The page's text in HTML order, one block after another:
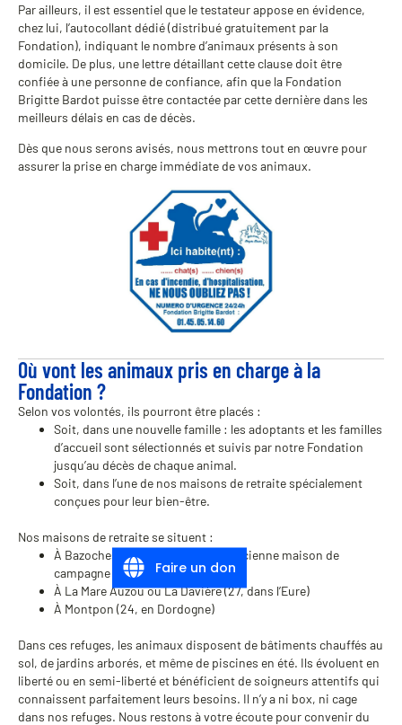
Par ailleurs, il est essentiel que le testateur appose en évidence,
chez lui, l’autocollant dédié (distribué gratuitement par la
Fondation), indiquant le nombre d’animaux présents à son
domicile. De plus, une lettre détaillant cette clause doit être
confiée à une personne de confiance, afin que la Fondation
Brigitte Bardot puisse être contactée par cette dernière dans les
meilleurs délais en cas de décès.
Dès que nous serons avisés, nous mettrons tout en œuvre pour
assurer la prise en charge immédiate de vos animaux.
Où vont les animaux pris en charge à la
Fondation ?
Selon vos volontés, ils pourront être placés :
Soit, dans une nouvelle famille : les adoptants et les familles
d’accueil sont sélectionnés et suivis par notre Fondation
jusqu’au décès de chaque animal.
Soit, dans l’une de nos maisons de retraite spécialement
conçues pour leur bien-être.
Nos maisons de retraite se situent :
À Bazoches (78, Yvelines, dans l’ancienne maison de
campagne de Brigitte Bardot)
À La Mare Auzou ou La Davière (27, dans l’Eure)
À Montpon (24, en Dordogne)
Dans ces refuges, les animaux disposent de bâtiments chauffés au
sol, de jardins arborés, et même de piscines en été. Ils évoluent en
liberté ou en semi-liberté et bénéficient de soigneurs attentifs qui
connaissent parfaitement leurs besoins. Il n’y a ni box, ni cage
dans nos refuges. Nous restons à votre écoute pour convenir du
Faire un don